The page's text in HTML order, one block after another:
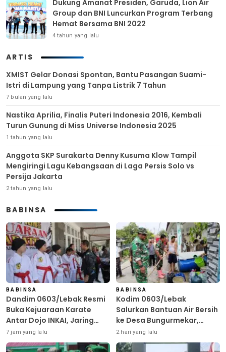
Dukung Amanat Presiden, Garuda, Lion Air
Group dan BNI Luncurkan Program Terbang
Hemat Bersama BNI 2022
4 tahun yang lalu
ARTIS
XMIST Gelar Donasi Spontan, Bantu Pasangan Suami-
Istri di Lampung yang Tanpa Listrik 7 Tahun
7 bulan yang lalu
Nastika Aprilia, Finalis Puteri Indonesia 2016, Kembali
Turun Gunung di Miss Universe Indonesia 2025
1 tahun yang lalu
Anggota SKP Surakarta Denny Kusuma Klow Tampil
Mengiringi Lagu Kebangsaan di Laga Persis Solo vs
Persija Jakarta
2 tahun yang lalu
BABINSA
BABINSA
Dandim 0603/Lebak Resmi
Buka Kejuaraan Karate
Antar Dojo INKAI, Jaring
Bibit Atlet Unggul Sambut
HUT ke-81 RI
7 jam yang lalu
BABINSA
Kodim 0603/Lebak
Salurkan Bantuan Air Bersih
ke Desa Bungurmekar,
Ringankan Beban Warga
Terdampak Kemarau
2 hari yang lalu